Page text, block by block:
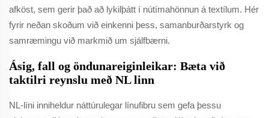
afköst, sem gerir það að lykilþátt í nútímahönnun á textílum. Hér
fyrir neðan skoðum við einkenni þess, samanburðarstyrk og
samræmingu við markmið um sjálfbærni.
Ásig, fall og öndunareiginleikar: Bæta við
taktilri reynslu með NL linn
NL-líni inniheldur náttúrulegar línufibru sem gefa þessu